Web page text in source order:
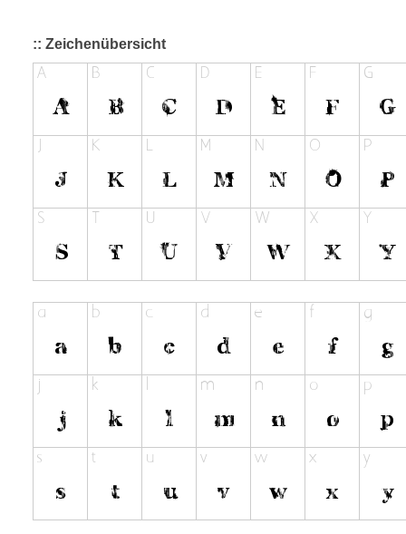
:: Zeichenübersicht